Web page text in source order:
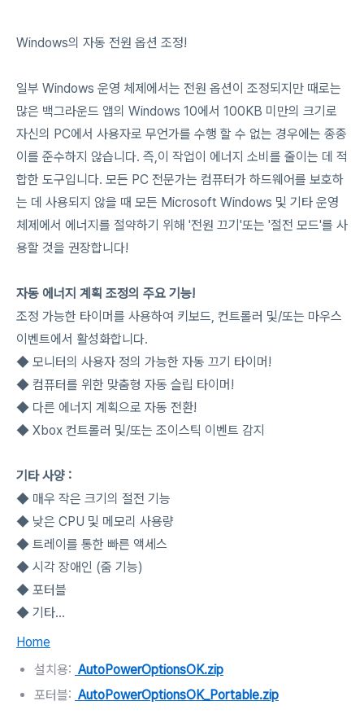
Windows의 자동 전원 옵션 조정!
일부 Windows 운영 체제에서는 전원 옵션이 조정되지만 때로는
많은 백그라운드 앱의 Windows 10에서 100KB 미만의 크기로
자신의 PC에서 사용자로 무언가를 수행 할 수 없는 경우에는 종종
이를 준수하지 않습니다. 즉,이 작업이 에너지 소비를 줄이는 데 적
합한 도구입니다. 모든 PC 전문가는 컴퓨터가 하드웨어를 보호하
는 데 사용되지 않을 때 모든 Microsoft Windows 및 기타 운영
체제에서 에너지를 절약하기 위해 '전원 끄기'또는 '절전 모드'를 사
용할 것을 권장합니다!
자동 에너지 계획 조정의 주요 기능!
조정 가능한 타이머를 사용하여 키보드, 컨트롤러 및/또는 마우스
이벤트에서 활성화합니다.
◆ 모니터의 사용자 정의 가능한 자동 끄기 타이머!
◆ 컴퓨터를 위한 맞춤형 자동 슬립 타이머!
◆ 다른 에너지 계획으로 자동 전환!
◆ Xbox 컨트롤러 및/또는 조이스틱 이벤트 감지
기타 사양 :
◆ 매우 작은 크기의 절전 기능
◆ 낮은 CPU 및 메모리 사용량
◆ 트레이를 통한 빠른 액세스
◆ 시각 장애인 (줌 기능)
◆ 포터블
◆ 기타...
Home
설치용: AutoPowerOptionsOK.zip
포터블: AutoPowerOptionsOK_Portable.zip